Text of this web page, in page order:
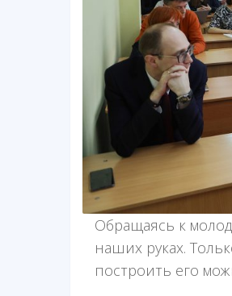
Обращаясь к
наших руках.
построить его